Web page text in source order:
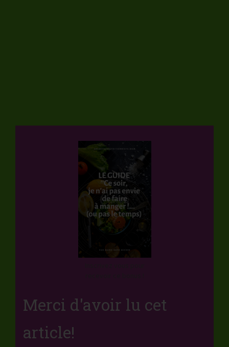
Merci d'avoir lu cet
article!